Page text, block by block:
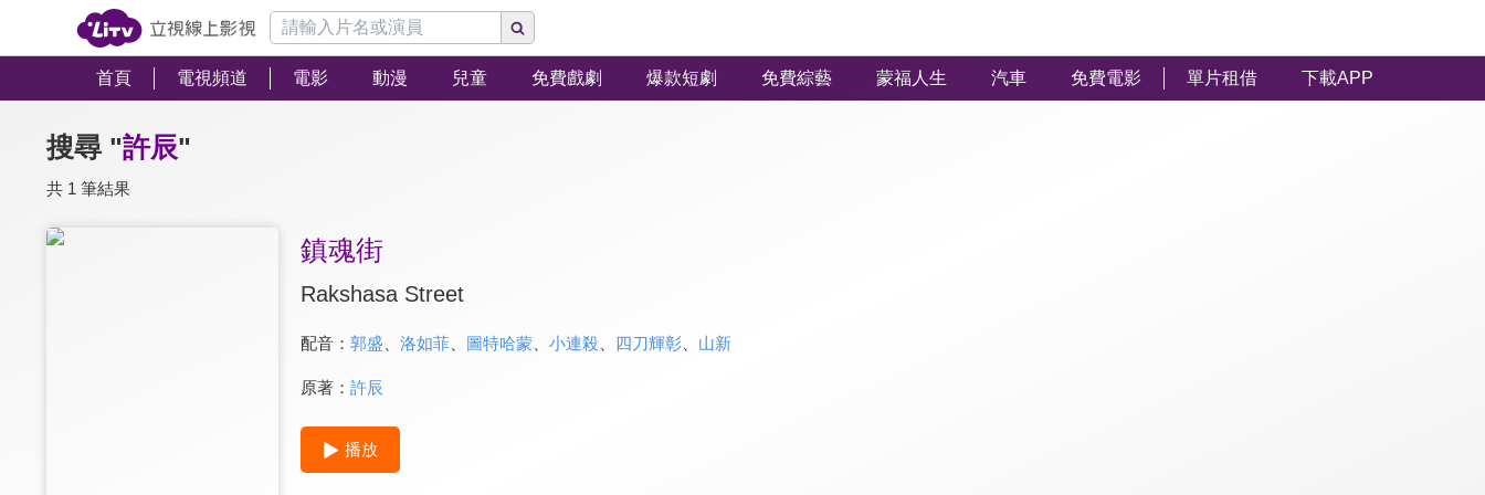
首頁 電視頻道 電影 動漫 兒童 免費戲劇 爆款短劇 免費綜藝 蒙福人生 汽車 免費電影 單片租借 下載APP
搜尋 "許辰"
共 1 筆結果
鎮魂街
Rakshasa Street
配音： 郭盛 洛如菲、 圖特哈蒙、 小連殺、 四刀輝彰、 山新
原著： 許辰
播放